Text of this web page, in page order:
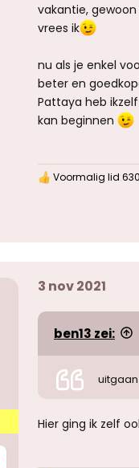
vakantie,
vrees ik
nu als je enkel
beter en
Pattaya heb
kan beginnen
W
n
e
Voormalig lid 630
3 nov 2021
ben13 zei:
Hier ging ik zelf